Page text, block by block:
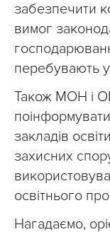
забезпечити
вимог
перебувають
Також МОН і
закладів
захисних
освітнього
Нагадаємо,